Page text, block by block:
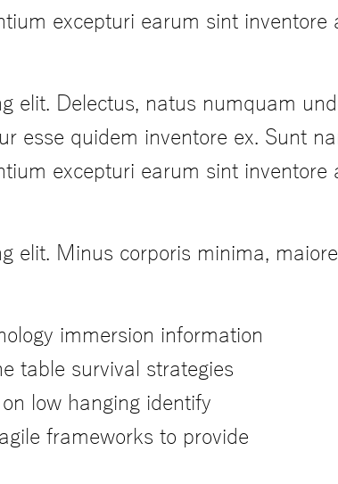
excepturi earum sint inventore
elit. Delectus, natus numquam
esse quidem inventore ex. Sunt
excepturi earum sint inventore
elit. Minus corporis minima,
immersion information
table survival strategies
low hanging identify
agile frameworks to provide